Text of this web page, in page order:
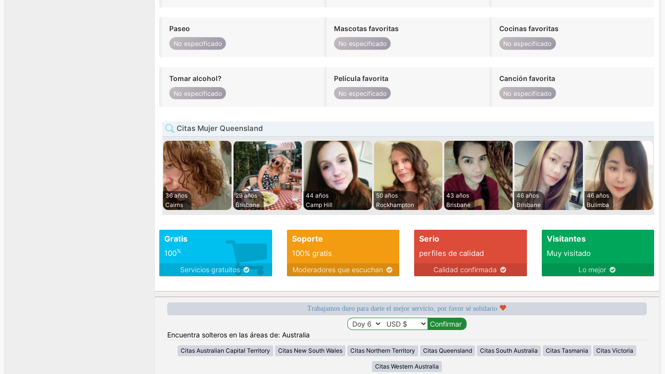
Paseo
No especificado
Mascotas favoritas
No especificado
Cocinas favoritas
No especificado
Tomar alcohol?
No especificado
Película favorita
No especificado
Canción favorita
No especificado
Citas Mujer Queensland
36 años
Cairns
29 años
Brisbane
44 años
Camp Hill
50 años
Rockhampton
43 años
Brisbane
46 años
Brisbane
46 años
Bulimba
Gratis
100%
Servicios gratuitos
Soporte
100% gratis
Moderadores que escuchan
Serio
perfiles de calidad
Calidad confirmada
Visitantes
Muy visitado
Lo mejor
Trabajamos duro para darte el mejor servicio, por favor sé solidario
Encuentra solteros en las áreas de: Australia
Citas Australian Capital Territory Citas New South Wales Citas Northern Territory Citas Queensland Citas South Australia Citas Tasmania Citas Victoria
Citas Western Australia